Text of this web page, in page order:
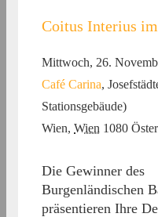
Coitus Interius
Mittwoch, 26.
Café Carina,
Stationsgebäude)
Wien, Wien 1080
Die Gewinner des
Burgenländischen
präsentieren Ihre